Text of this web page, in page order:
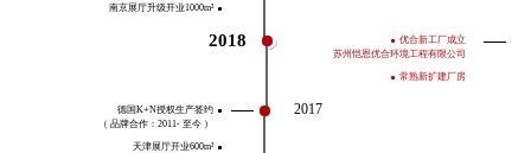
南京展厅升级开业1000m²
2018
优合新工厂成立
苏州恺恩优合环境工程有限公司
常熟新扩建厂房
2017
德国K+N授权生产签约
（ 品牌合作：2011- 至今 ）
天津展厅开业600m²